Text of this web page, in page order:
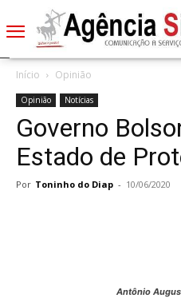
Início Opinião
Opinião Notícias
Governo
Estado de
Por Toninho do Diap - 10/06/2020
Antônio